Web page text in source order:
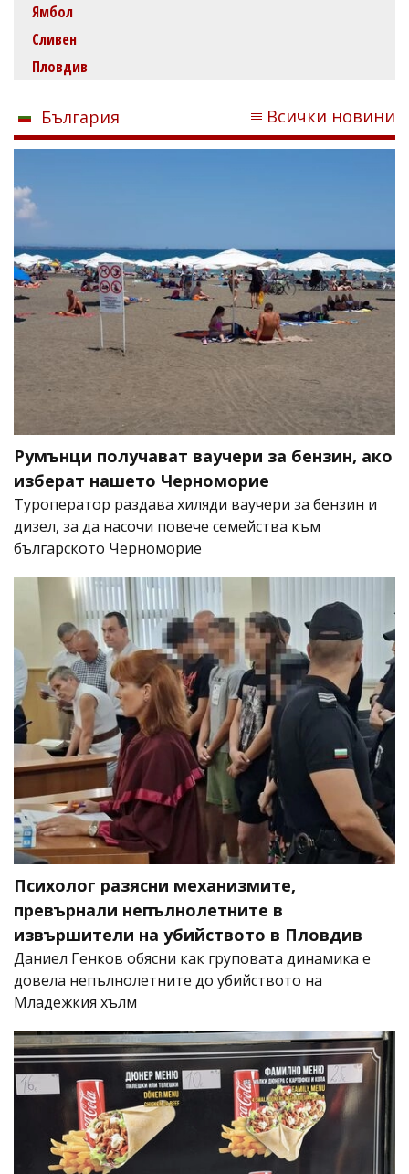
Ямбол
Сливен
Пловдив
България Всички новини
Румънци получават ваучери за бензин, ако
изберат нашето Черноморие
Туроператор раздава хиляди ваучери за бензин и
дизел, за да насочи повече семейства към
българското Черноморие
Психолог разясни механизмите,
превърнали непълнолетните в
извършители на убийството в Пловдив
Даниел Генков обясни как груповата динамика е
довела непълнолетните до убийството на
Младежкия хълм